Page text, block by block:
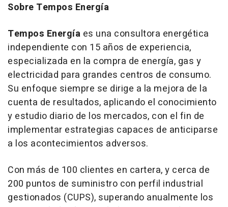
Sobre Tempos Energía
Tempos Energía es una consultora energética
independiente con 15 años de experiencia,
especializada en la compra de energía, gas y
electricidad para grandes centros de consumo.
Su enfoque siempre se dirige a la mejora de la
cuenta de resultados, aplicando el conocimiento
y estudio diario de los mercados, con el fin de
implementar estrategias capaces de anticiparse
a los acontecimientos adversos.
Con más de 100 clientes en cartera, y cerca de
200 puntos de suministro con perfil industrial
gestionados (CUPS), superando anualmente los